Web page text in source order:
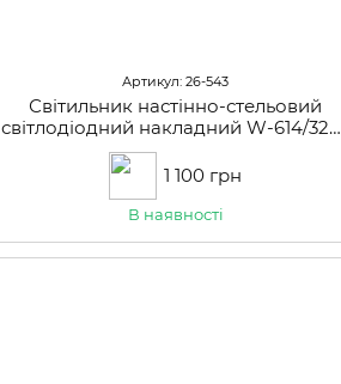
Артикул: 26-543
Світильник настінно-стельовий
світлодіодний накладний W-614/32W
WW+CW+NW
1 100 грн
В наявності